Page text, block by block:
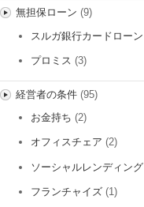
無担保ローン (9)
スルガ銀行カードローン
プロミス (3)
経営者の条件(95)
お金持ち (2)
オフィスチェア (2)
ソーシャルレンディング
フランチャイズ (1)